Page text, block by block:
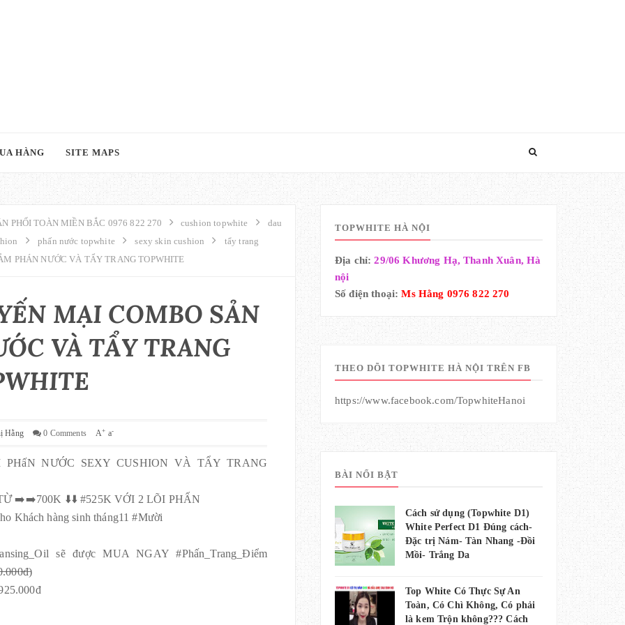
HÀNG SITE MAPS
PHỐI TOÀN MIỀN BẮC 0976 822 270 cushion topwhite
dau
phấn nước topwhite sexy skin cushion
tẩy trang
PHÁN NƯỚC VÀ TẨY TRANG TOPWHITE
MẠI COMBO SẢN
VÀ TẨY TRANG
Hằng 0 Comments A+ a-
NƯỚC SEXY CUSHION VÀ TẨY TRANG
➡️➡️700K ⬇️⬇️ #525K VỚI 2 LÕI PHẤN
Khách hàng sinh tháng11 #Mười
sẽ được MUA NGAY #Phấn_Trang_Điểm
TOPWHITE HÀ NỘI
Địa chỉ:29/06 Khương Hạ, Thanh Xuân, Hà
nội
Số điện thoại:Ms Hằng 0976 822 270
THEO DÕI TOPWHITE HÀ NỘI TRÊN FB
https://www.facebook.com/TopwhiteHanoi
BÀI NỔI BẬT
Cách sử dụng (Topwhite D1)
White Perfect D1 Đúng cách-
Đặc trị Nám- Tàn Nhang -Đồi
Mồi- Trắng Da
Top White Có Thực Sự An
Toàn, Có Chì Không, Có phải
là kem Trộn không??? Cách